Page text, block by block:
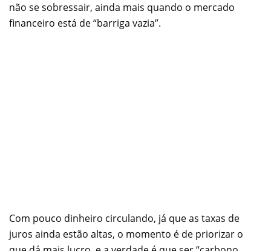
não se sobressair, ainda mais quando o mercado
financeiro está de “barriga vazia”.
Com pouco dinheiro circulando, já que as taxas de
juros ainda estão altas, o momento é de priorizar o